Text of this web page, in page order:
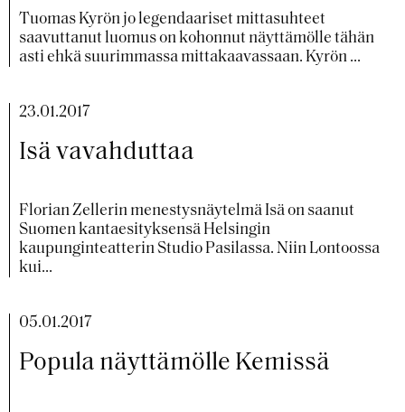
Tuomas Kyrön jo legendaariset mittasuhteet
saavuttanut luomus on kohonnut näyttämölle tähän
asti ehkä suurimmassa mittakaavassaan. Kyrön ...
23.01.2017
Isä vavahduttaa
Florian Zellerin menestysnäytelmä Isä on saanut
Suomen kantaesityksensä Helsingin
kaupunginteatterin Studio Pasilassa. Niin Lontoossa
kui...
05.01.2017
Popula näyttämölle Kemissä